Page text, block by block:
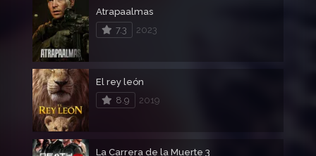
Atrapaalmas
7.3
2023
El rey león
8.9
2019
La Carrera de la Muerte 3